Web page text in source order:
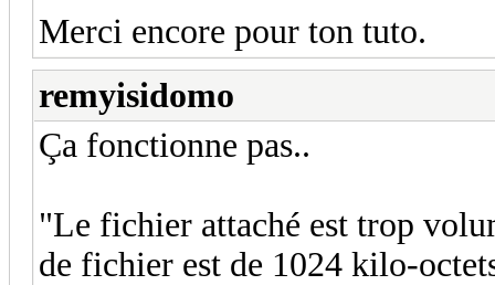
Merci encore pour ton tuto.
remyisidomo
Ça fonctionne pas..
"Le fichier attaché est trop
de fichier est de 1024 kilo-